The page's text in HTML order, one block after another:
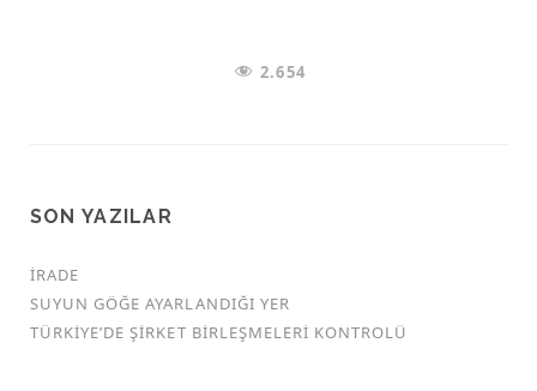
2.654
SON YAZILAR
İRADE
SUYUN GÖĞE AYARLANDIĞI YER
TÜRKİYE’DE ŞİRKET BİRLEŞMELERİ KONTROLÜ